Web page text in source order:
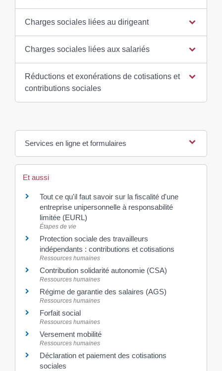
Charges sociales liées au dirigeant
Charges sociales liées aux salariés
Réductions et exonérations de cotisations et
contributions sociales
Services en ligne et formulaires
Et aussi
Tout ce qu'il faut savoir sur la fiscalité d'une
entreprise unipersonnelle à responsabilité
limitée (EURL)
Étapes de vie
Protection sociale des travailleurs
indépendants : contributions et cotisations
Ressources humaines
Contribution solidarité autonomie (CSA)
Ressources humaines
Régime de garantie des salaires (AGS)
Ressources humaines
Forfait social
Ressources humaines
Versement mobilité
Ressources humaines
Déclaration et paiement des cotisations
sociales